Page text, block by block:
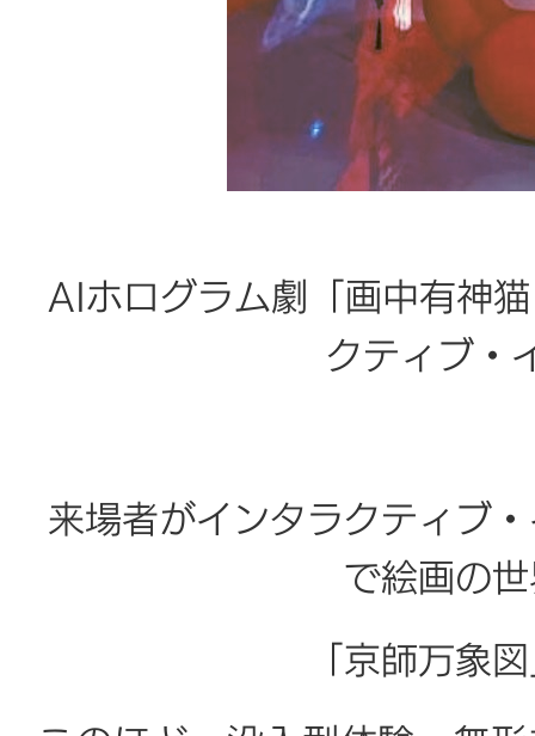
AIホログラム劇「画中有神
クティブ・
来場者がインタラクティブ
で絵画の
「京師万象